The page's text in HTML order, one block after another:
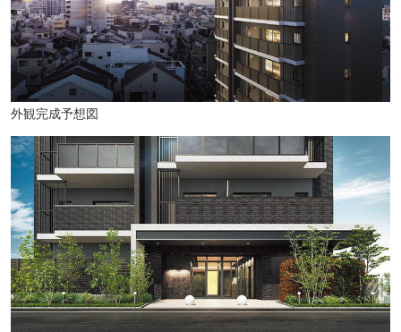
ルシアスビル(徒歩19分・約1500m)
外観完成予想図